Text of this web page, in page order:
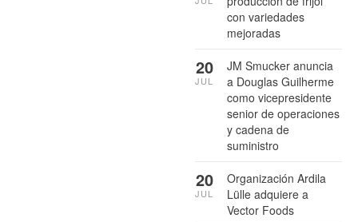
con variedades
mejoradas
JM Smucker anuncia
a Douglas Guilherme
como vicepresidente
senior de operaciones
y cadena de
suministro
20
JUL
Organización Ardila
Lülle adquiere a
Vector Foods
20
JUL